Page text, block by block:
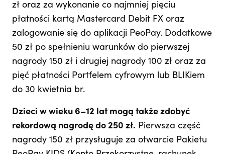
zł oraz za wykonanie co najmniej pięciu
płatności kartą Mastercard Debit FX oraz
zalogowanie się do aplikacji PeoPay. Dodatkowe
50 zł po spełnieniu warunków do pierwszej
nagrody 150 zł i drugiej nagrody 100 zł oraz za
pięć płatności Portfelem cyfrowym lub BLIKiem
do 30 kwietnia br.
Dzieci w wieku 6–12 lat mogą także zdobyć
rekordową nagrodę do 250 zł. Pierwsza część
nagrody 150 zł przysługuje za otwarcie Pakietu